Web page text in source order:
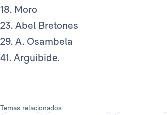
18. Moro
23. Abel Bretones
29. A. Osambela
41. Arguibide.
Temas relacionados